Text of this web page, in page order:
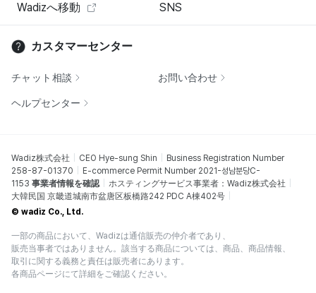
Wadizへ移動
SNS
カスタマーセンター
チャット相談 お問い合わせ
ヘルプセンター
Wadiz株式会社 CEO Hye-sung Shin
Business Registration Number
258-87-01370
E-commerce Permit Number 2021-성남분당C-
1153 事業者情報を確認
ホスティングサービス事業者：Wadiz株式会社
大韓民国 京畿道城南市盆唐区板橋路242 PDC A棟402号
© wadiz Co., Ltd.
一部の商品において、Wadizは通信販売の仲介者であり、
販売当事者ではありません。該当する商品については、商品、商品情報、
取引に関する義務と責任は販売者にあります。
各商品ページにて詳細をご確認ください。